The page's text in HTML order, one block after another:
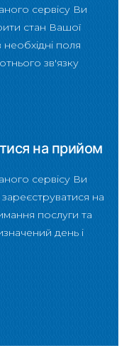
сервісу Ви
стан Вашої
поля
зв'язку
на прийом
сервісу Ви
на
послуги та
день і